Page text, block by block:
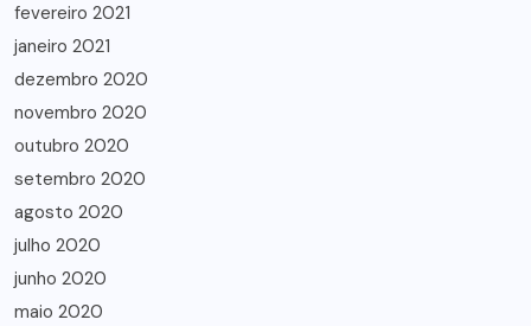
fevereiro 2021
janeiro 2021
dezembro 2020
novembro 2020
outubro 2020
setembro 2020
agosto 2020
julho 2020
junho 2020
maio 2020